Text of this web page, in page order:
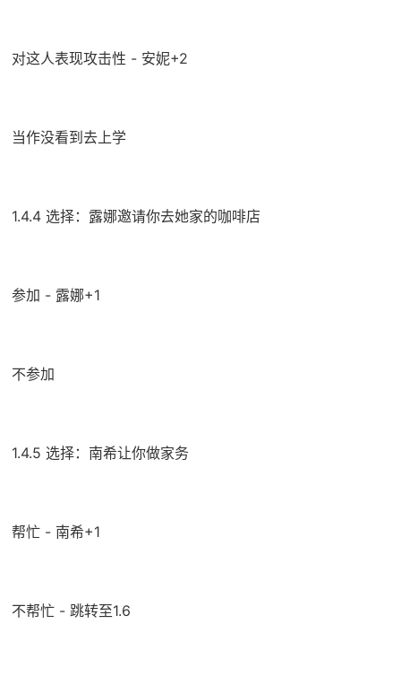
对这人表现攻击性 - 安妮+2
当作没看到去上学
1.4.4 选择：露娜邀请你去她家的咖啡店
参加 - 露娜+1
不参加
1.4.5 选择：南希让你做家务
帮忙 - 南希+1
不帮忙 - 跳转至1.6